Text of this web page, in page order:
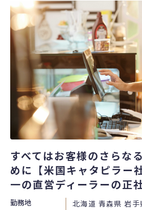
すべてはお客様のさらな
めに【米国キャタピラー
一の直営ディーラーの正
勤務地
北海道 青森県 岩